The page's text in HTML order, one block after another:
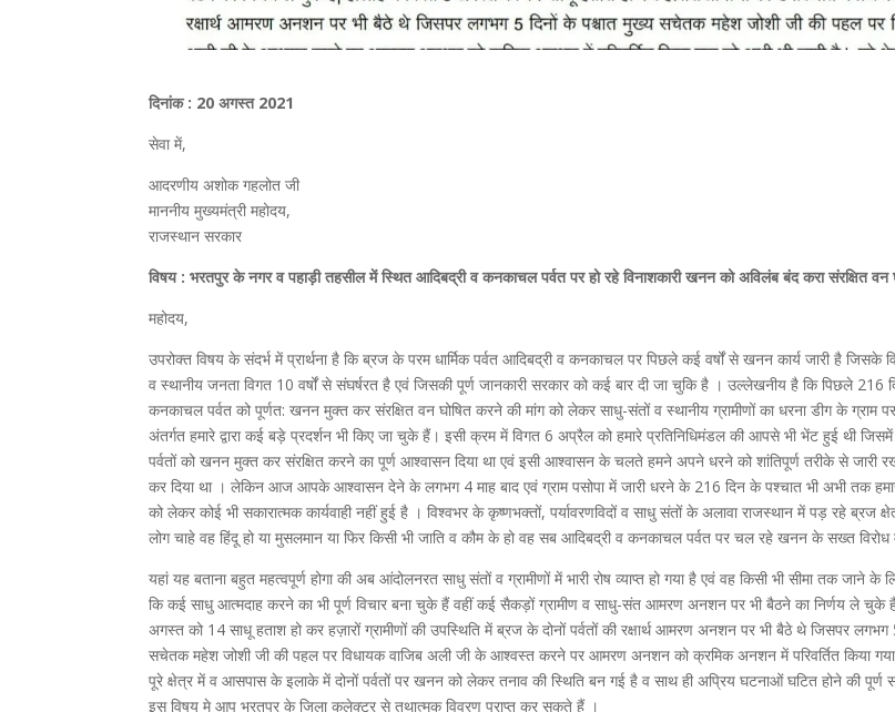
दिनांक : 20 अगस्त 2021
सेवा में,
आदरणीय अशोक गहलोत जी
माननीय मुख्यमंत्री महोदय,
राजस्थान सरकार
विषय : भरतपुर के नगर व पहाड़ी तहसील में स्थित आदिबद्री व कनकाचल पर्वत पर हो रहे विनाशकारी खनन को अविलंब बंद करा संरक्षित
महोदय,
उपरोक्त विषय के संदर्भ में प्रार्थना है कि ब्रज के परम धार्मिक पर्वत आदिबद्री व कनकाचल पर पिछले कई वर्षों से खनन कार्य जारी है जिसके
व स्थानीय जनता विगत 10 वर्षों से संघर्षरत है एवं जिसकी पूर्ण जानकारी सरकार को कई बार दी जा चुकि है । उल्लेखनीय है कि पिछले 216
कनकाचल पर्वत को पूर्णत: खनन मुक्त कर संरक्षित वन घोषित करने की मांग को लेकर साधु-संतों व स्थानीय ग्रामीणों का धरना डीग के ग्राम
अंतर्गत हमारे द्वारा कई बड़े प्रदर्शन भी किए जा चुके हैं। इसी क्रम में विगत 6 अप्रैल को हमारे प्रतिनिधिमंडल की आपसे भी भेंट हुई थी
पर्वतों को खनन मुक्त कर संरक्षित करने का पूर्ण आश्वासन दिया था एवं इसी आश्वासन के चलते हमने अपने धरने को शांतिपूर्ण तरीके से जारी
कर दिया था । लेकिन आज आपके आश्वासन देने के लगभग 4 माह बाद एवं ग्राम पसोपा में जारी धरने के 216 दिन के पश्चात भी अभी तक हमारी
को लेकर कोई भी सकारात्मक कार्यवाही नहीं हुई है । विश्वभर के कृष्णभक्तों, पर्यावरणविदों व साधु संतों के अलावा राजस्थान में पड़ रहे ब्रज
लोग चाहे वह हिंदू हो या मुसलमान या फिर किसी भी जाति व कौम के हो वह सब आदिबद्री व कनकाचल पर्वत पर चल रहे खनन के सख्त विरोध
यहां यह बताना बहुत महत्वपूर्ण होगा की अब आंदोलनरत साधु संतों व ग्रामीणों में भारी रोष व्याप्त हो गया है एवं वह किसी भी सीमा तक जाने
कि कई साधु आत्मदाह करने का भी पूर्ण विचार बना चुके हैं वहीं कई सैकड़ों ग्रामीण व साधु-संत आमरण अनशन पर भी बैठने का निर्णय ले चुके
अगस्त को 14 साधू हताश हो कर हज़ारों ग्रामीणों की उपस्थिति में ब्रज के दोनों पर्वतों की रक्षार्थ आमरण अनशन पर भी बैठे थे जिसपर
सचेतक महेश जोशी जी की पहल पर विधायक वाजिब अली जी के आश्वस्त करने पर आमरण अनशन को क्रमिक अनशन में परिवर्तित किया गया
पूरे क्षेत्र में व आसपास के इलाके में दोनों पर्वतों पर खनन को लेकर तनाव की स्थिति बन गई है व साथ ही अप्रिय घटनाओं घटित होने की पूर्ण
इस विषय मे आप भरतपुर के जिला कलेक्टर से तथात्मक विवरण प्राप्त कर सकते हैं ।